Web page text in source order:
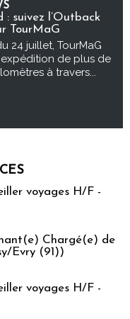
: suivez l’Outback
TourMaG
24 juillet, TourMaG
de plus de
à travers...
voyages H/F -
Chargé(e) de
Evry (91))
voyages H/F -